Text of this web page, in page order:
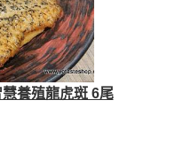
養殖龍虎斑 6尾